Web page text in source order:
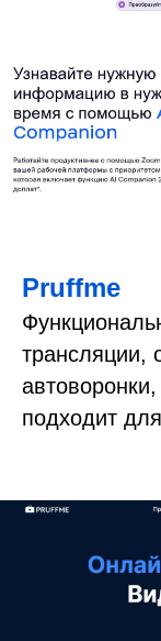
Pruffme
трансляции,
подходит